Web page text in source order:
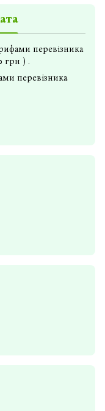
перевізника
грн ) .
перевізника